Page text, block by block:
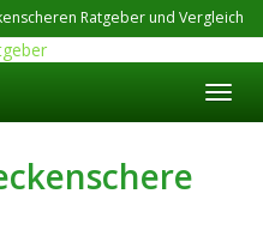
Ratgeber und Vergleich